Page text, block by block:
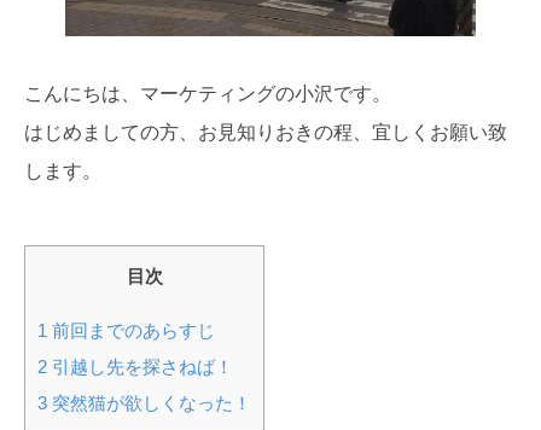
こんにちは、マーケティングの小沢です。
はじめましての方、お見知りおきの程、宜しくお願い致
します。
目次
1 前回までのあらすじ
2 引越し先を探さねば！
3 突然猫が欲しくなった！